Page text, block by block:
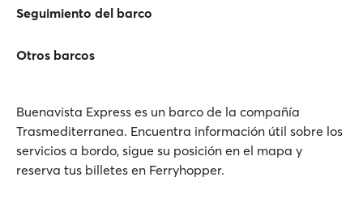
Seguimiento del barco
Otros barcos
Buenavista Express es un barco de la compañía
Trasmediterranea. Encuentra información útil sobre los
servicios a bordo, sigue su posición en el mapa y
reserva tus billetes en Ferryhopper.